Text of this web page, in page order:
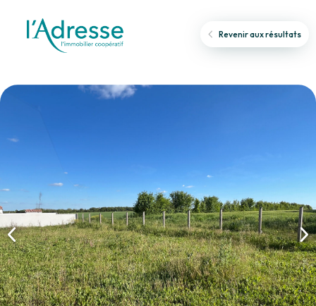
Revenir aux résultats